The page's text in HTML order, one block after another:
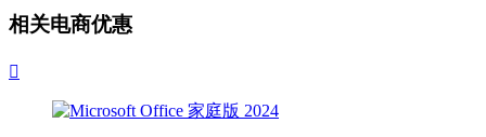
相关电商优惠
